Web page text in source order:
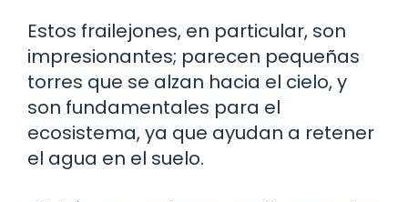
Estos frailejones, en particular, son
impresionantes; parecen pequeñas
torres que se alzan hacia el cielo, y
son fundamentales para el
ecosistema, ya que ayudan a retener
el agua en el suelo.